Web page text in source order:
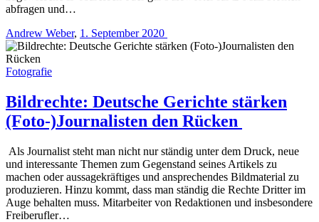
abfragen und…
Andrew Weber, 1. September 2020
Fotografie
Bildrechte: Deutsche Gerichte stärken
(Foto-)Journalisten den Rücken
Als Journalist steht man nicht nur ständig unter dem Druck, neue
und interessante Themen zum Gegenstand seines Artikels zu
machen oder aussagekräftiges und ansprechendes Bildmaterial zu
produzieren. Hinzu kommt, dass man ständig die Rechte ­Dritter im
Auge behalten muss. Mitarbeiter von Redaktionen und insbesondere
Freiberufler…